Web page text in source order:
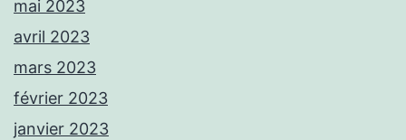
mai 2023
avril 2023
mars 2023
février 2023
janvier 2023